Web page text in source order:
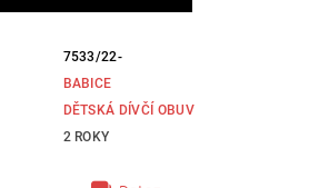
7533/22-
BABICE
DĚTSKÁ DÍVČÍ OBUV
2 ROKY